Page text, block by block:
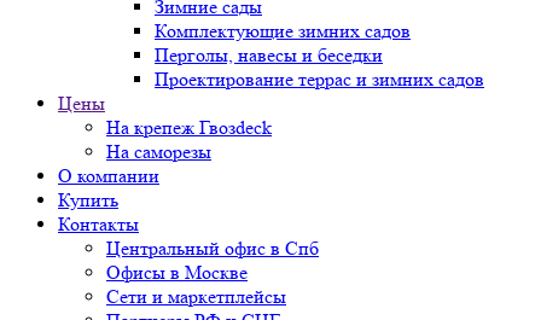
Зимние сады
Комплектующие зимних садов
Перголы, навесы и беседки
Проектирование террас и зимних садов
Цены
На крепеж Гвозdeck
На саморезы
О компании
Купить
Контакты
Центральный офис в Спб
Офисы в Москве
Сети и маркетплейсы